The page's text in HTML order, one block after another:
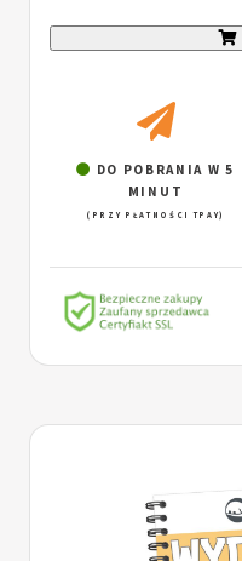
DO POBRANIA W 5
MINUT
(PRZY PŁATNOŚCI TPAY)